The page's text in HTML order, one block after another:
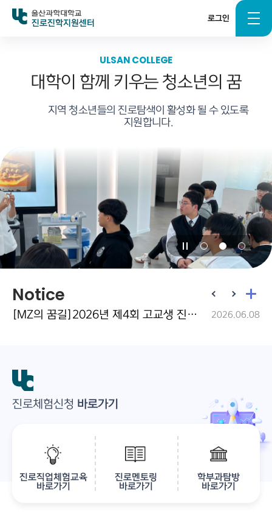
로그인
진로진학지원센터
ULSAN COLLEGE
대학이 함께 키우는 청소년의 꿈
지역 청소년들의 진로탐색이 활성화 될 수 있도록
지원합니다.
Notice
[MZ의 꿈길]2026년 제4회 고교생 진로수기공모전 개최 안내 2026.06.08
진로체험신청 바로가기
진로직업체험교육
바로가기
진로멘토링
바로가기
학부과탐방
바로가기